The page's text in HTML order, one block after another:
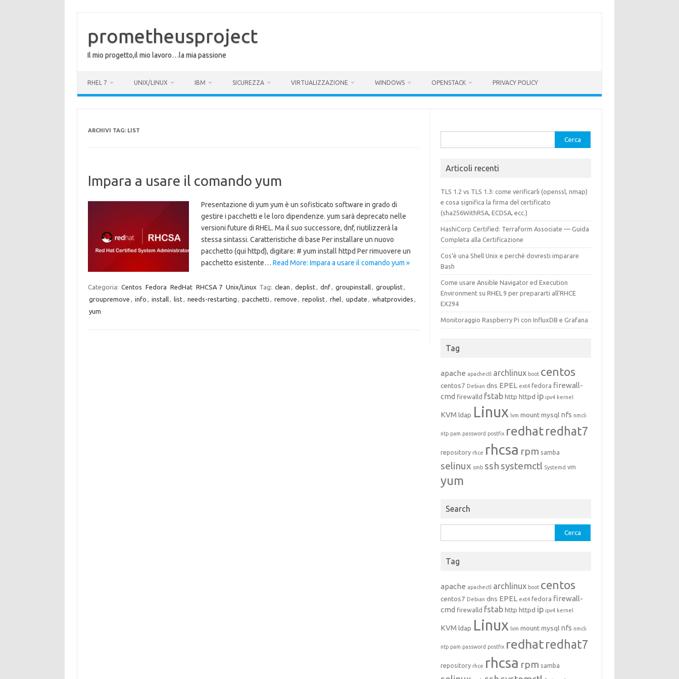
prometheusproject
Il mio progetto,il mio lavoro…la mia passione
RHEL 7 UNIX/LINUX IBM SICUREZZA VIRTUALIZZAZIONE WINDOWS OPENSTACK PRIVACY POLICY
ARCHIVI TAG: LIST
Impara a usare il comando yum
Presentazione di yum yum è un sofisticato software in grado di
gestire i pacchetti e le loro dipendenze. yum sarà deprecato nelle
versioni future di RHEL. Ma il suo successore, dnf, riutilizzerà la
stessa sintassi. Caratteristiche di base Per installare un nuovo
pacchetto (qui httpd), digitare: # yum install httpd Per rimuovere un
pacchetto esistente… Read More: Impara a usare il comando yum »
Categoria: Centos Fedora RedHat RHCSA 7 Unix/Linux Tag: clean , deplist, dnf, groupinstall, grouplist,
groupremove , info , install, list, needs-restarting , pacchetti , remove , repolist, rhel, update , whatprovides ,
yum
per:
Articoli recenti
TLS 1.2 vs TLS 1.3: come verificarli (openssl, nmap)
e cosa significa la firma del certificato
(sha256WithRSA, ECDSA, ecc.)
HashiCorp Certified: Terraform Associate — Guida
Completa alla Certificazione
Cos’è una Shell Unix e perché dovresti imparare
Bash
Come usare Ansible Navigator ed Execution
Environment su RHEL 9 per prepararti all’RHCE
EX294
Monitoraggio Raspberry Pi con InfluxDB e Grafana
Tag
apache apachectl archlinux boot centos
centos7 Debian dns EPEL ext4 fedora firewall-
cmd firewalld fstab http httpd ip ipv4 kernel
KVM ldap Linux lvm mount mysql nfs nmcli
ntp pam password postfix redhatredhat7
repository rhce rhcsa rpm samba
selinux smb ssh systemctl Systemd vm
yum
Search
per:
Tag
apache apachectl archlinux boot centos
centos7 Debian dns EPEL ext4 fedora firewall-
cmd firewalld fstab http httpd ip ipv4 kernel
KVM ldap Linux lvm mount mysql nfs nmcli
ntp pam password postfix redhatredhat7
repository rhce rhcsa rpm samba